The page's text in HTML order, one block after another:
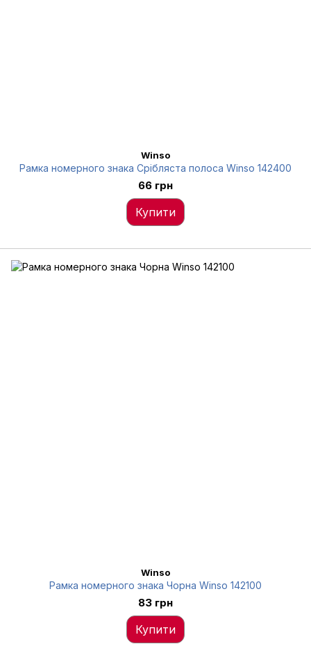
Winso
Рамка номерного знака Срібляста полоса Winso 142400
66 грн
Купити
Winso
Рамка номерного знака Чорна Winso 142100
83 грн
Купити